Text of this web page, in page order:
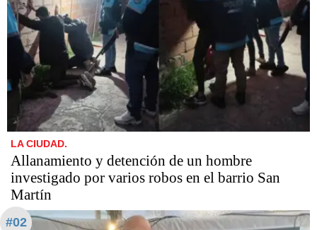
LA CIUDAD.
Allanamiento y detención de un hombre
investigado por varios robos en el barrio San
Martín
#02